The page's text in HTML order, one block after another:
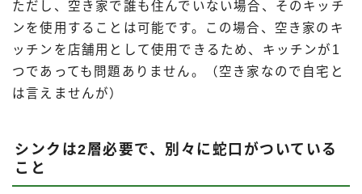
ただし、空き家で誰も住んでいない場合、そのキッチ
ンを使用することは可能です。この場合、空き家のキ
ッチンを店舗用として使用できるため、キッチンが1
つであっても問題ありません。（空き家なので自宅と
は言えませんが）
シンクは2層必要で、別々に蛇口がついている
こと